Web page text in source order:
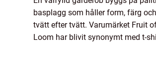
basplagg som håller form, färg
tvätt efter tvätt. Varumärket Fruit
Loom har blivit synonymt med t-